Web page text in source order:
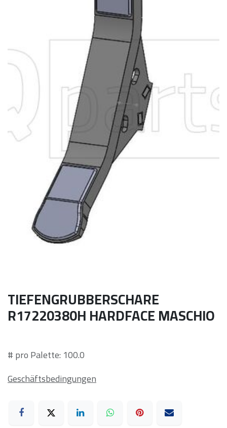
TIEFENGRUBBERSCHARE
R17220380H HARDFACE MASCHIO
# pro Palette: 100.0
Geschäftsbedingungen